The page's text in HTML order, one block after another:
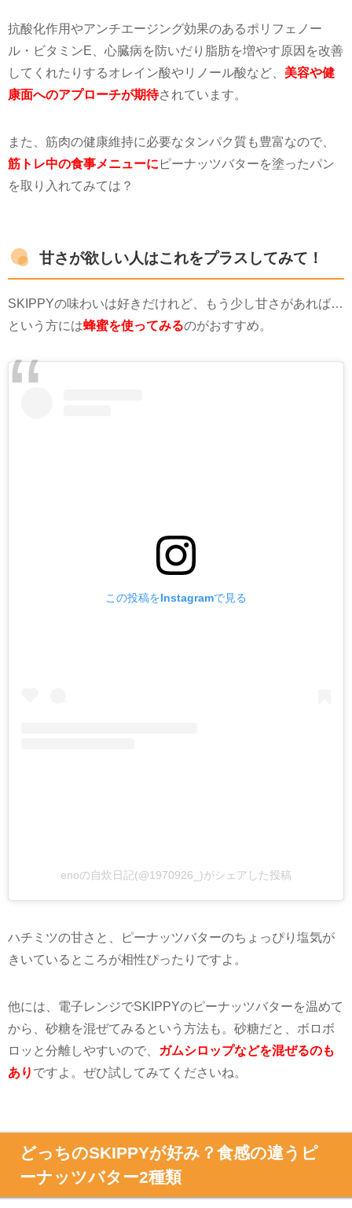
抗酸化作用やアンチエージング効果のあるポリフェノー
ル・ビタミンE 、心臓病を防いだり脂肪を増やす原因を改善
してくれたりするオレイン酸やリノール酸など、 美容や健
康面へのアプローチが期待されています。
また、筋肉の健康維持に必要なタンパク質も豊富なので、
筋トレ中の食事メニューに ピーナッツバターを塗ったパン
を取り入れてみては ？
甘さが欲しい人はこれをプラスしてみて！
SKIPPYの味わいは好きだけれど、もう少し甘さがあれば
という方には蜂蜜を使ってみるのがおすすめ。
この投稿をInstagramで見る
enoの自炊日記(@1970926_)がシェアした投稿
ハチミツの甘さと、ピーナッツバターのちょっぴり塩気が
きいているところが相性ぴったりですよ。
他には、電子レンジでSKIPPYのピーナッツバターを温めて
から、砂糖を混ぜてみるという 方法も。砂糖だと、ボロボ
ロッと分離しやすいので、
ガムシロップなどを混ぜるのも
あり ですよ。ぜひ試してみてくださいね。
どっちのSKIPPYが好み？食感の違うピ
ーナッツバター2種類